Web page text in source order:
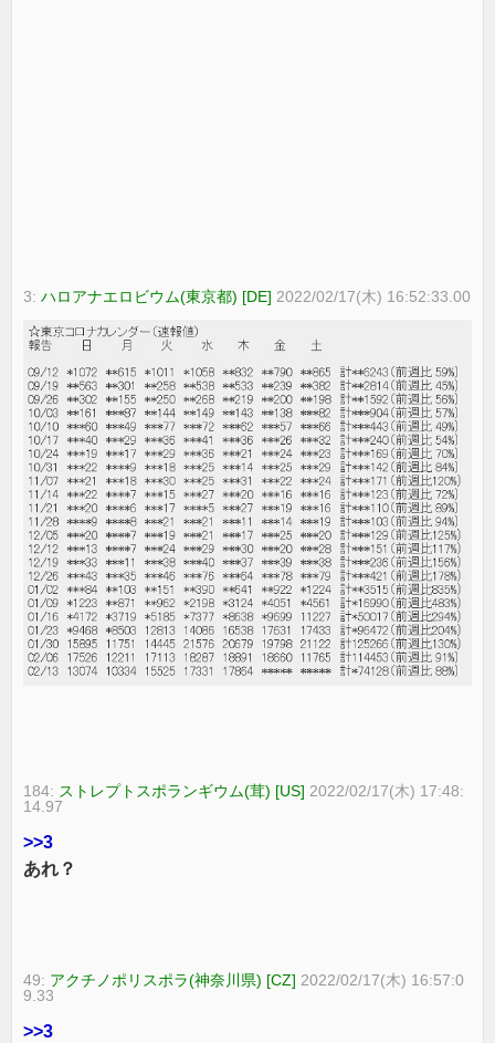
3:ハロアナエロビウム(東京都) [DE] 2022/02/17(木) 16:52:33.00
184: ストレプトスポランギウム(茸) [US] 2022/02/17(木) 17:48:
14.97
>>3
あれ？
49: アクチノポリスポラ(神奈川県) [CZ] 2022/02/17(木) 16:57:0
9.33
>>3